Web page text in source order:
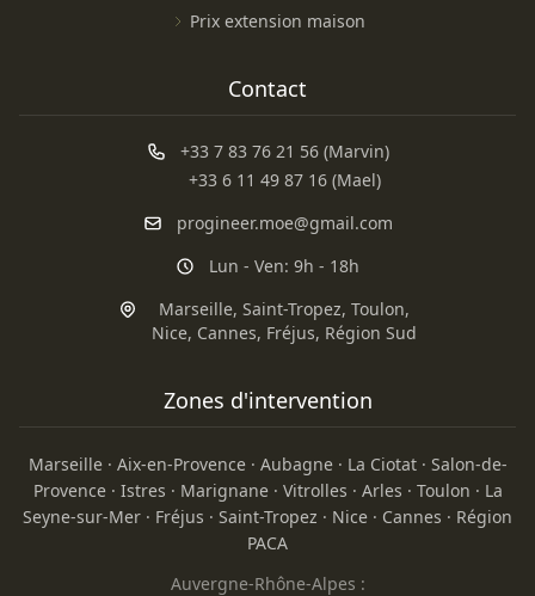
Prix extension maison
Contact
+33 7 83 76 21 56 (Marvin)
+33 6 11 49 87 16 (Mael)
progineer.moe@gmail.com
Lun - Ven: 9h - 18h
Marseille, Saint-Tropez, Toulon,
Nice, Cannes, Fréjus, Région Sud
Zones d'intervention
Marseille· Aix-en-Provence· Aubagne· La Ciotat· Salon-de-
Provence· Istres · Marignane· Vitrolles · Arles · Toulon · La
Seyne-sur-Mer · Fréjus · Saint-Tropez · Nice · Cannes · Région
PACA
Auvergne-Rhône-Alpes :